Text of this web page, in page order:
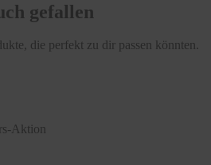
gefallen
die perfekt zu dir passen könnten.
Aktion